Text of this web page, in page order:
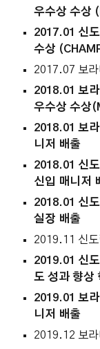
우수상 수상
2017.01 신
수상
2017.07 보라
2018.01 보
우수상 수
2018.01 보
니저 배출
2018.01 신
신입 매니저
2018.01 신
실장 배출
2019.11 신도
2019.01 신
도 성과 향상
2019.01 보
니저 배출
2019.12 보